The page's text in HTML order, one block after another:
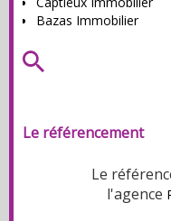
Bazas Immobilier
Le référencement
Le
l'agence